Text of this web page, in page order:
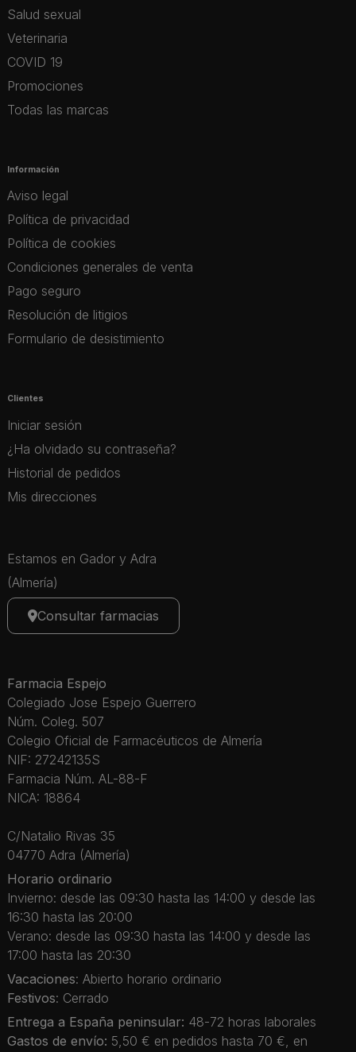
Salud sexual
Veterinaria
COVID 19
Promociones
Todas las marcas
Información
Aviso legal
Política de privacidad
Política de cookies
Condiciones generales de venta
Pago seguro
Resolución de litigios
Formulario de desistimiento
Clientes
Iniciar sesión
¿Ha olvidado su contraseña?
Historial de pedidos
Mis direcciones
Estamos en Gador y Adra
(Almería)
Consultar farmacias
Farmacia Espejo
Colegiado Jose Espejo Guerrero
Núm. Coleg. 507
Colegio Oficial de Farmacéuticos de Almería
NIF: 27242135S
Farmacia Núm. AL-88-F
NICA: 18864
C/Natalio Rivas 35
04770 Adra (Almería)
Horario ordinario
Invierno: desde las 09:30 hasta las 14:00 y desde las
16:30 hasta las 20:00
Verano: desde las 09:30 hasta las 14:00 y desde las
17:00 hasta las 20:30
Vacaciones: Abierto horario ordinario
Festivos: Cerrado
Entrega a España peninsular: 48-72 horas laborales
Gastos de envío: 5,50 € en pedidos hasta 70 €, en